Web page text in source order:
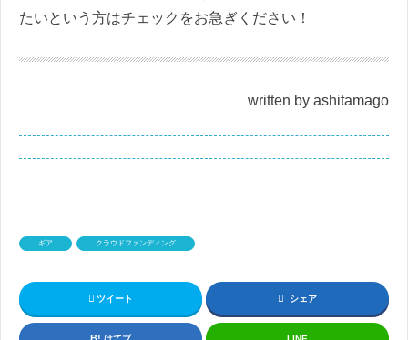
たいという方はチェックをお急ぎください！
written by ashitamago
ギア クラウドファンディング
ツイート シェア